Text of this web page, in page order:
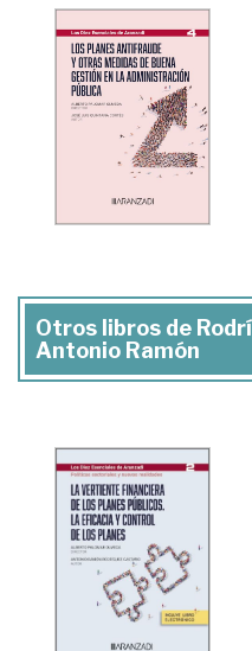
Otros libros de
Antonio Ramón